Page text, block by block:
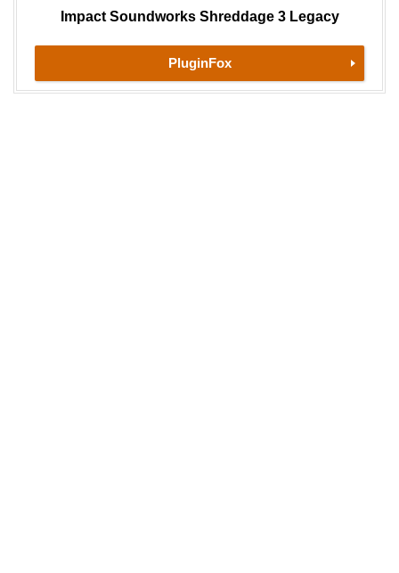
Impact Soundworks Shreddage 3 Legacy
PluginFox